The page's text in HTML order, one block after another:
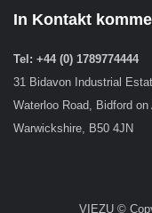
In Kontakt
Tel: +44 (0) 1789774444
31 Bidavon Industrial
Waterloo Road, Bidford
Warwickshire, B50 4JN
VIEZU ©